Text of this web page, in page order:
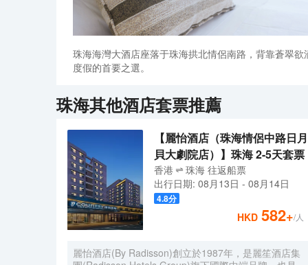
珠海海灣大酒店座落于珠海拱北情侶南路，背靠蒼翠
度假的首要之選。
珠海其他酒店套票推薦
【麗怡酒店（珠海情侶中路日月
貝大劇院店）】珠海 2-5天套票
香港 珠海 往返船票
出行日期: 08月13日 - 08月14日
4.8分
HKD 582+/人
麗怡酒店(By Radisson)創立於1987年，是麗笙酒店集